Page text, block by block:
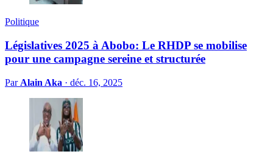
Politique
Législatives 2025 à Abobo: Le RHDP se mobilise
pour une campagne sereine et structurée
Par Alain Aka · déc. 16, 2025